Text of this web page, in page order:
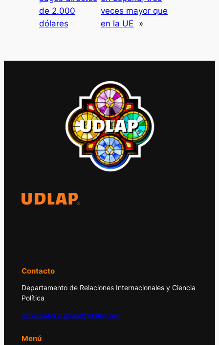
de 2.000
dólares
veces mayor que
en la UE
»
Contacto
Departamento de Relaciones Internacionales y Ciencia
Política
observatorio.global@udlap.mx
Menú